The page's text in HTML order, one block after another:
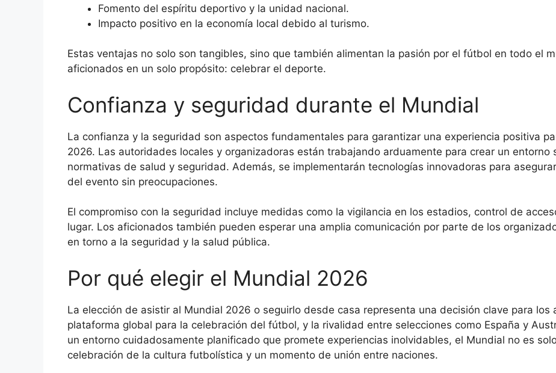
Fomento del espíritu deportivo y la unidad nacional.
Impacto positivo en la economía local debido al turismo.
Estas ventajas no solo son tangibles, sino que también alimentan la pasión por el fútbol en todo el
aficionados en un solo propósito: celebrar el deporte.
Confianza y seguridad durante el Mundial
La confianza y la seguridad son aspectos fundamentales para garantizar una experiencia positiva
2026. Las autoridades locales y organizadoras están trabajando arduamente para crear un entorno
normativas de salud y seguridad. Además, se implementarán tecnologías innovadoras para
del evento sin preocupaciones.
El compromiso con la seguridad incluye medidas como la vigilancia en los estadios, control de
lugar. Los aficionados también pueden esperar una amplia comunicación por parte de los
en torno a la seguridad y la salud pública.
Por qué elegir el Mundial 2026
La elección de asistir al Mundial 2026 o seguirlo desde casa representa una decisión clave para los
plataforma global para la celebración del fútbol, y la rivalidad entre selecciones como España y
un entorno cuidadosamente planificado que promete experiencias inolvidables, el Mundial no es
celebración de la cultura futbolística y un momento de unión entre naciones.